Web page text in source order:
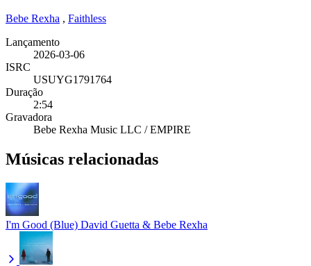
Bebe Rexha , Faithless
Lançamento
2026-03-06
ISRC
USUYG1791764
Duração
2:54
Gravadora
Bebe Rexha Music LLC / EMPIRE
Músicas relacionadas
I'm Good (Blue) David Guetta & Bebe Rexha